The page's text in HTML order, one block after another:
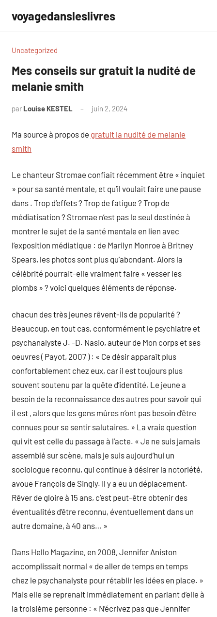
contenu
voyagedansleslivres
Uncategorized
Mes conseils sur gratuit la nudité de
melanie smith
par Louise KESTEL juin 2, 2024
Ma source à propos de gratuit la nudité de melanie
smith
Le chanteur Stromae confiait récemment être « inquiet
» pour sa santé mentale, et qu’il voulait faire une pause
dans . Trop d’effets ? Trop de fatigue ? Trop de
médiatisation ? Stromae n’est pas le seul destinée à
montrer le sujet de la santé mentale en lien avec
l’exposition médiatique : de Marilyn Monroe à Britney
Spears, les photos sont plus qu’abondant. Alors la
célébrité pourrait-elle vraiment faire « vesser les
plombs » ? voici quelques éléments de réponse.
chacun des très jeunes rêvent-ils de popularité ?
Beaucoup, en tout cas, conformément le psychiatre et
psychanalyste J. -D. Nasio, auteur de Mon corps et ses
oeuvres ( Payot, 2007 ) : « Ce désir apparaît plus
confortablement chez eux, car il est toujours plus
souvent soutenu par la quête d’identité. Le jeune a
besoin de la reconnaissance des autres pour savoir qui
il est , alors que les gens mûres n’ont pas besoin d’être
connues pour se sentir salutaires. » La vraie question
qui vit est celle du passage à l’acte. « Je ne suis jamais
assemblé sur scène, mais je suis aujourd’hui un
sociologue reconnu, qui continue à désirer la notoriété,
avoue François de Singly. Il y a eu un déplacement.
Rêver de gloire à 15 ans, c’est peut-être obtenir des
éventualités d’être reconnu, éventuellement dans un
autre domaine, à 40 ans… »
Dans Hello Magazine, en 2008, Jennifer Aniston
accomplissait normal « de aller de temps en temps
chez le psychanalyste pour rétablir les idées en place. »
Mais elle se reprenait immédiatement en parlant d’elle à
la troisième personne : « N’écrivez pas que Jennifer